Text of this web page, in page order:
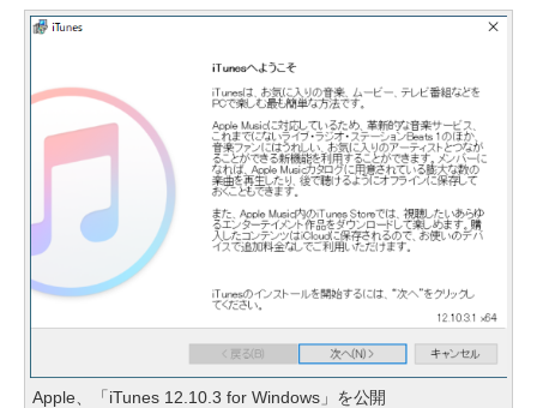
Apple、「iTunes 12.10.3 for Windows」を公開